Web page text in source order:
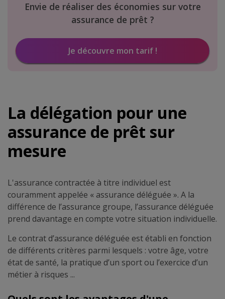
Envie de réaliser des économies sur votre
assurance de prêt ?
Je découvre mon tarif !
La délégation pour une
assurance de prêt sur
mesure
L'assurance contractée à titre individuel est
couramment appelée « assurance déléguée ». A la
différence de l’assurance groupe, l’assurance déléguée
prend davantage en compte votre situation individuelle.
Le contrat d’assurance déléguée est établi en fonction
de différents critères parmi lesquels : votre âge, votre
état de santé, la pratique d’un sport ou l’exercice d’un
métier à risques ...